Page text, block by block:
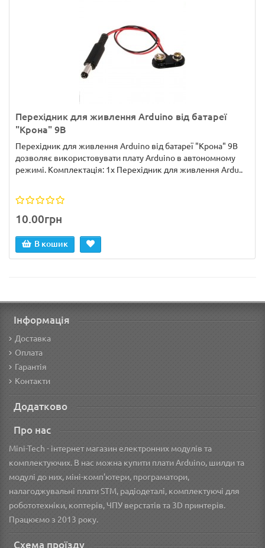
Перехідник для живлення Arduino від батареї
"Крона" 9В
Перехідник для живлення Arduino від батареї "Крона" 9В
дозволяє використовувати плату Arduino в автономному
режимі. Комплектація: 1х Перехідник для живлення Ardu..
10.00грн
В кошик
Інформація
Доставка
Оплата
Гарантія
Контакти
Додатково
Про нас
Mini-Tech - інтернет магазин електронних модулів та
комплектуючих. В нас можна купити плати Arduino, шилди та
модулі до них, міні-комп'ютери, програматори,
налагоджувальні плати STM, радіодеталі, комплектуючі для
робототехніки, коптерів, ЧПУ верстатів та 3D принтерів.
Працюємо з 2013 року.
Схема проїзду